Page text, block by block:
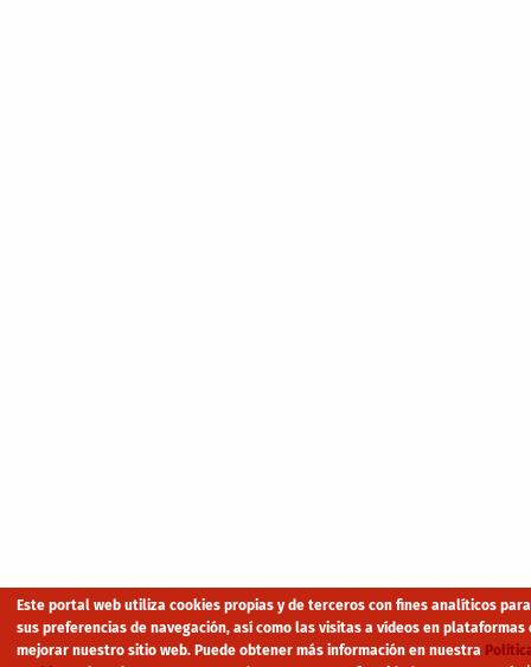
Este portal web utiliza cookies propias y de terceros con fines analíticos
sus preferencias de navegación, así como las visitas a vídeos en plataformas
mejorar nuestro sitio web. Puede obtener más información en nuestra